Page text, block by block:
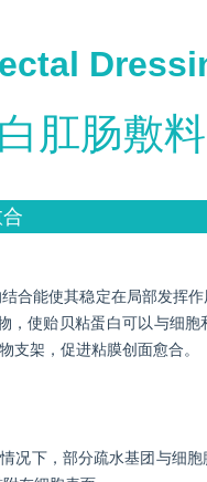
合能使其稳定在局部发挥
，使贻贝粘蛋白可以与细
支架，促进粘膜创面愈合。
况下，部分疏水基团与细
肛肠敷料